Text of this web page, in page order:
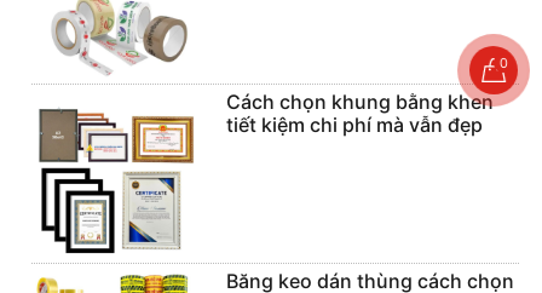
Cách chọn khung bằng khen
tiết kiệm chi phí mà vẫn đẹp
Băng keo dán thùng cách chọn
0